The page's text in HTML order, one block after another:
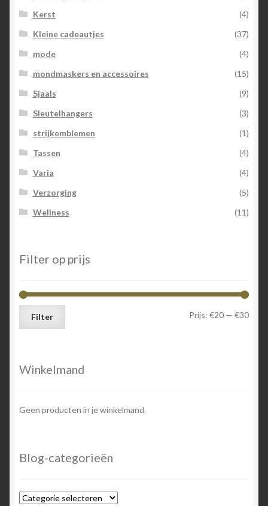
Kerst
(4)
Kleine cadeautjes
(37)
mode
(4)
mondmaskers en accessoires
(15)
Sjaals
(9)
Sleutelhangers
(3)
strijkemblemen
(1)
Tassen
(4)
Varia
(4)
Verzorging
(5)
Wellness
(11)
Filter op prijs
Min.
Max.
Filter Prijs: €20 — €30
Winkelmand
Geen producten in je winkelmand.
Blog-categorieën
Blog-